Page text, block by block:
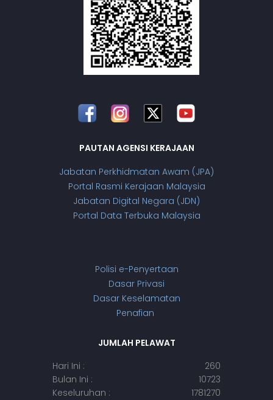
PAUTAN AGENSI KERAJAAN
Jabatan Perkhidmatan Awam (JPA)
Portal Rasmi Kerajaan Malaysia
Jabatan Digital Negara (JDN)
Portal Data Terbuka Malaysia
Polisi e-Penyertaan
Dasar Privasi
Dasar Keselamatan
Penafian
JUMLAH PELAWAT
Hari Ini :
260
Bulan Ini :
10723
Keseluruhan :
1781270